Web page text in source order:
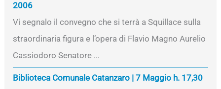
2006
Vi segnalo il convegno che si terrà a Squillace sulla
straordinaria figura e l’opera di Flavio Magno Aurelio
Cassiodoro Senatore ...
Biblioteca Comunale Catanzaro | 7 Maggio h. 17,30